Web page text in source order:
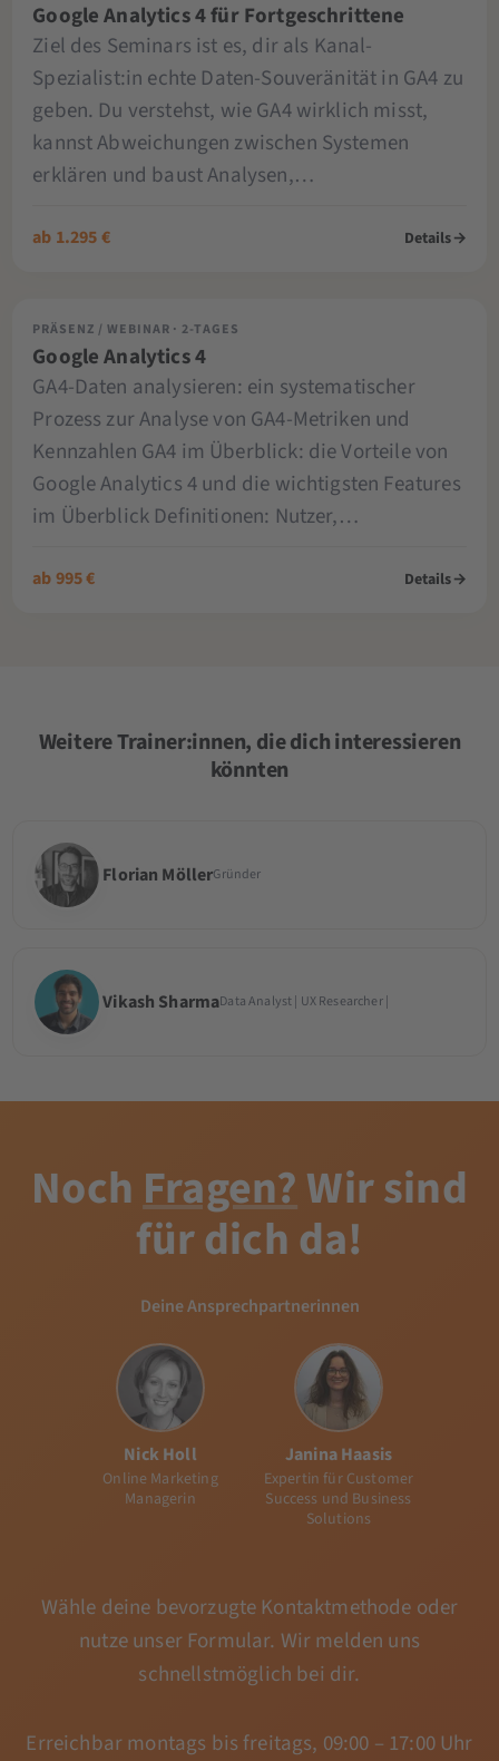
Google Analytics 4 für Fortgeschrittene
Ziel des Seminars ist es, dir als Kanal-
Spezialist:in echte Daten-Souveränität in GA4 zu
geben. Du verstehst, wie GA4 wirklich misst,
kannst Abweichungen zwischen Systemen
erklären und baust Analysen,…
ab 1.295 € Details→
PRÄSENZ / WEBINAR · 2-TAGES
Google Analytics 4
GA4-Daten analysieren: ein systematischer
Prozess zur Analyse von GA4-Metriken und
Kennzahlen GA4 im Überblick: die Vorteile von
Google Analytics 4 und die wichtigsten Features
im Überblick Definitionen: Nutzer,…
ab 995 € Details→
Weitere Trainer:innen, die dich interessieren
könnten
Florian MöllerGründer
Vikash SharmaData Analyst | UX Researcher |
NochFragen?Wir sind
für dich da!
Deine Ansprechpartnerinnen
Nick Holl
Online Marketing
Managerin
Janina Haasis
Expertin für Customer
Success und Business
Solutions
Wähle deine bevorzugte Kontaktmethode oder
nutze unser Formular. Wir melden uns
schnellstmöglich bei dir.
Erreichbar montags bis freitags, 09:00 – 17:00 Uhr